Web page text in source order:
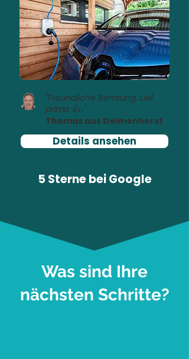
"Freundliche Beratung. Lief
prima 👍 ."
Thomas aus Delmenhorst
Details ansehen
5 Sterne beiGoogle
Was sind Ihre
nächsten Schritte?